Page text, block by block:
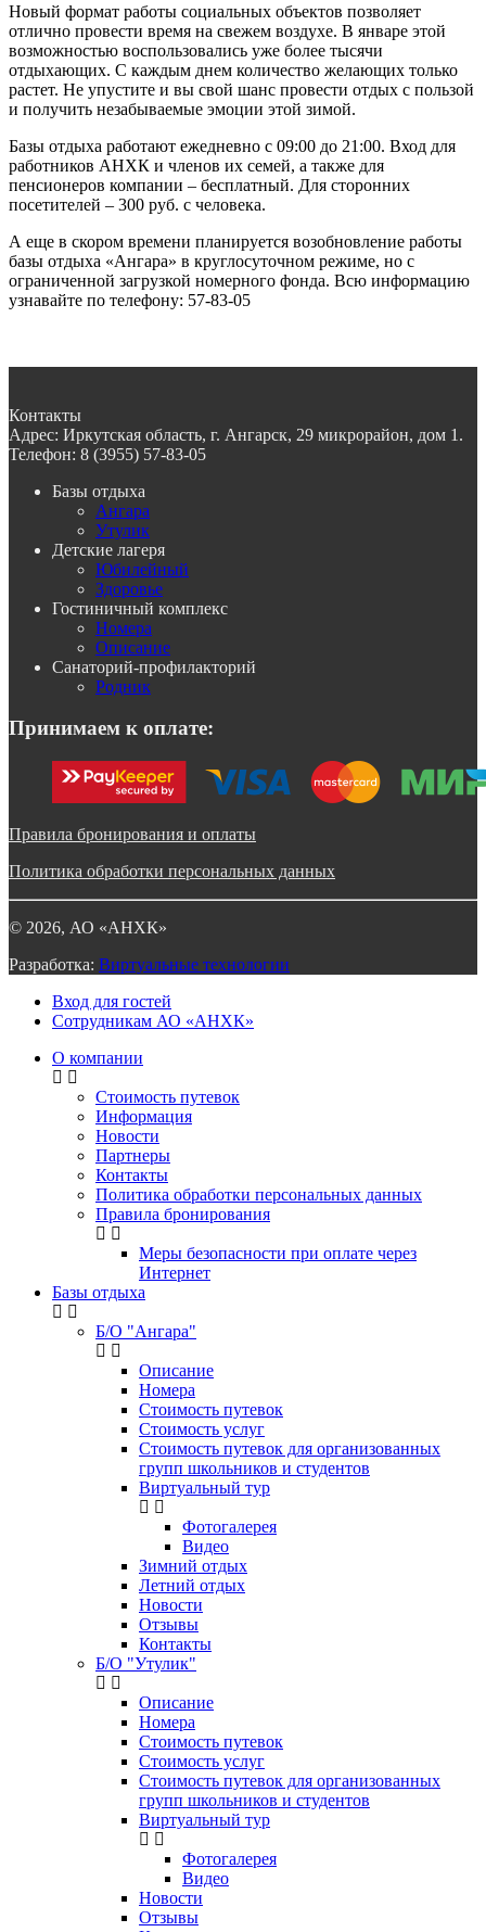
Новый формат работы социальных объектов позволяет
отлично провести время на свежем воздухе. В январе этой
возможностью воспользовались уже более тысячи
отдыхающих. С каждым днем количество желающих только
растет. Не упустите и вы свой шанс провести отдых с пользой
и получить незабываемые эмоции этой зимой.
Базы отдыха работают ежедневно с 09:00 до 21:00. Вход для
работников АНХК и членов их семей, а также для
пенсионеров компании – бесплатный. Для сторонних
посетителей – 300 руб. с человека.
А еще в скором времени планируется возобновление работы
базы отдыха «Ангара» в круглосуточном режиме, но с
ограниченной загрузкой номерного фонда. Всю информацию
узнавайте по телефону: 57-83-05
Контакты
Адрес: Иркутская область, г. Ангарск, 29 микрорайон, дом 1.
Телефон: 8 (3955) 57-83-05
Базы отдыха
Ангара
Утулик
Детские лагеря
Юбилейный
Здоровье
Гостиничный комплекс
Номера
Описание
Санаторий-профилакторий
Родник
Принимаем к оплате:
Правила бронирования и оплаты
Политика обработки персональных данных
© 2026, АО «АНХК»
Разработка: Виртуальные технологии
Вход для гостей
Сотрудникам АО «АНХК»
О компании
Стоимость путевок
Информация
Новости
Партнеры
Контакты
Политика обработки персональных данных
Правила бронирования
Меры безопасности при оплате через
Интернет
Базы отдыха
Б/О "Ангара"
Описание
Номера
Стоимость путевок
Стоимость услуг
Стоимость путевок для организованных
групп школьников и студентов
Виртуальный тур
Фотогалерея
Видео
Зимний отдых
Летний отдых
Новости
Отзывы
Контакты
Б/О "Утулик"
Описание
Номера
Стоимость путевок
Стоимость услуг
Стоимость путевок для организованных
групп школьников и студентов
Виртуальный тур
Фотогалерея
Видео
Новости
Отзывы